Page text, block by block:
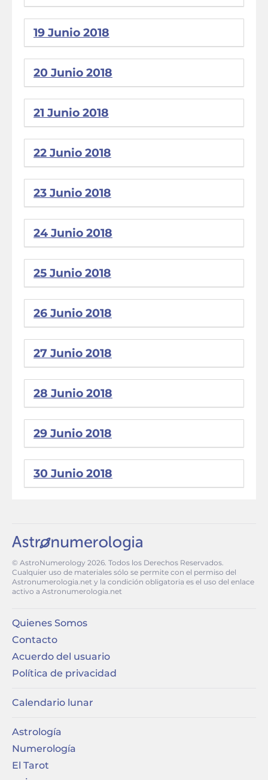
19 Junio 2018
20 Junio 2018
21 Junio 2018
22 Junio 2018
23 Junio 2018
24 Junio 2018
25 Junio 2018
26 Junio 2018
27 Junio 2018
28 Junio 2018
29 Junio 2018
30 Junio 2018
© AstroNumerology 2026. Todos los Derechos Reservados.
Cualquier uso de materiales sólo se permite con el permiso del
Astronumerologia.net y la condición obligatoria es el uso del enlace
activo a Astronumerologia.net
Quienes Somos
Contacto
Acuerdo del usuario
Política de privacidad
Calendario lunar
Astrología
Numerología
El Tarot